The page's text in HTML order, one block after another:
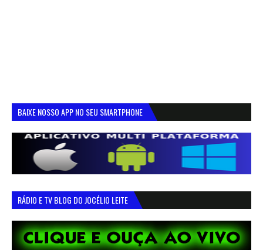
BAIXE NOSSO APP NO SEU SMARTPHONE
RÁDIO E TV BLOG DO JOCÉLIO LEITE